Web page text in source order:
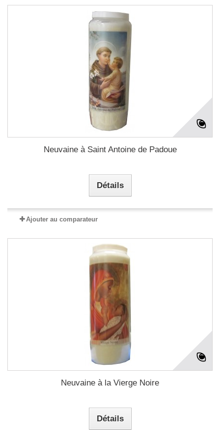
Neuvaine à Saint Antoine de Padoue
Détails
Ajouter au comparateur
Neuvaine à la Vierge Noire
Détails